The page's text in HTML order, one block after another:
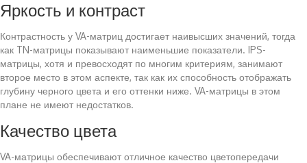
Яркость и контраст
Контрастность у VA-матриц достигает наивысших значений, тогда
как TN-матрицы показывают наименьшие показатели. IPS-
матрицы, хотя и превосходят по многим критериям, занимают
второе место в этом аспекте, так как их способность отображать
глубину черного цвета и его оттенки ниже. VA-матрицы в этом
плане не имеют недостатков.
Качество цвета
VA-матрицы обеспечивают отличное качество цветопередачи